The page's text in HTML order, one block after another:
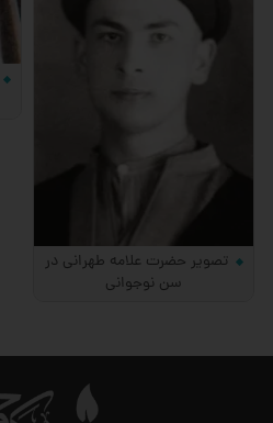
تصویر حضرت علامه طهرانی در
سن نوجوانی